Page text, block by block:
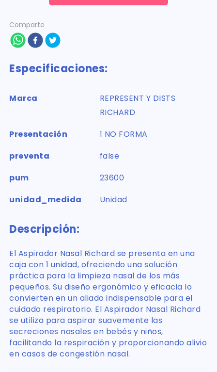
Comparte
Especificaciones:
Marca
REPRESENT Y DISTS
RICHARD
Presentación
1 NO FORMA
preventa
false
pum
23600
unidad_medida
Unidad
Descripción:
El Aspirador Nasal Richard se presenta en una
caja con 1 unidad, ofreciendo una solución
práctica para la limpieza nasal de los más
pequeños. Su diseño ergonómico y eficacia lo
convierten en un aliado indispensable para el
cuidado respiratorio. El Aspirador Nasal Richard
se utiliza para aspirar suavemente las
secreciones nasales en bebés y niños,
facilitando la respiración y proporcionando alivio
en casos de congestión nasal.